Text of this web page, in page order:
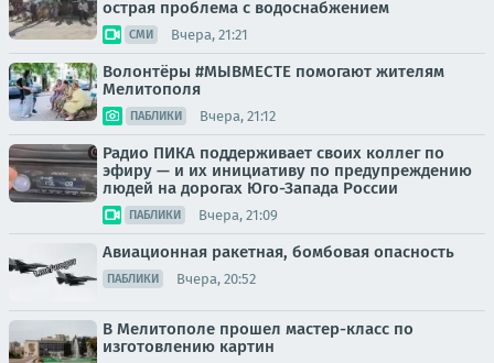
острая проблема с водоснабжением
СМИ Вчера, 21:21
Волонтёры #МЫВМЕСТЕ помогают жителям
Мелитополя
ПАБЛИКИ Вчера, 21:12
Радио ПИКА поддерживает своих коллег по
эфиру — и их инициативу по предупреждению
людей на дорогах Юго-Запада России
ПАБЛИКИ Вчера, 21:09
Авиационная ракетная, бомбовая опасность
ПАБЛИКИ Вчера, 20:52
В Мелитополе прошел мастер-класс по
изготовлению картин